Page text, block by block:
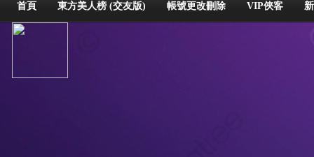
首頁 東方美人榜 (交友版) 帳號更改刪除 VIP俠客